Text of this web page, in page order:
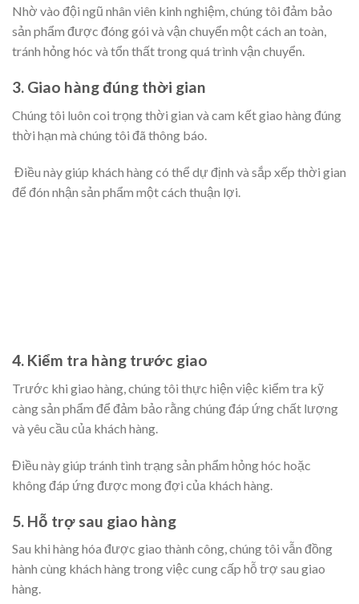
Nhờ vào đội ngũ nhân viên kinh nghiệm, chúng tôi đảm bảo
sản phẩm được đóng gói và vận chuyển một cách an toàn,
tránh hỏng hóc và tổn thất trong quá trình vận chuyển.
3. Giao hàng đúng thời gian
Chúng tôi luôn coi trọng thời gian và cam kết giao hàng đúng
thời hạn mà chúng tôi đã thông báo.
Điều này giúp khách hàng có thể dự định và sắp xếp thời gian
để đón nhận sản phẩm một cách thuận lợi.
4. Kiểm tra hàng trước giao
Trước khi giao hàng, chúng tôi thực hiện việc kiểm tra kỹ
càng sản phẩm để đảm bảo rằng chúng đáp ứng chất lượng
và yêu cầu của khách hàng.
Điều này giúp tránh tình trạng sản phẩm hỏng hóc hoặc
không đáp ứng được mong đợi của khách hàng.
5. Hỗ trợ sau giao hàng
Sau khi hàng hóa được giao thành công, chúng tôi vẫn đồng
hành cùng khách hàng trong việc cung cấp hỗ trợ sau giao
hàng.